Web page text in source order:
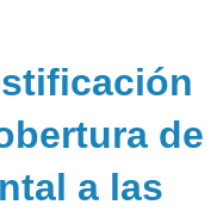
de
a las